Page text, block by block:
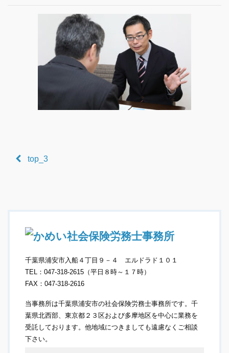
top_3
千葉県浦安市入船４丁目９－４ エルドラド１０１
TEL：047-318-2615（平日８時～１７時）
FAX：047-318-2616
当事務所は千葉県浦安市の社会保険労務士事務所です。千
葉県北西部、東京都２３区および多摩地区を中心に業務を
受託しております。他地域につきましても遠慮なくご相談
下さい。